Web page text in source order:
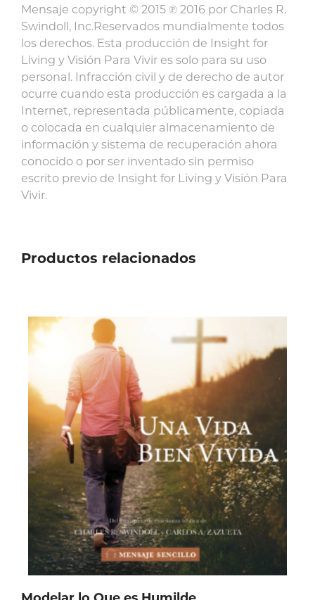
Mensaje copyright © 2015 ℗ 2016 por Charles R.
Swindoll, Inc.Reservados mundialmente todos
los derechos. Esta producción de Insight for
Living y Visión Para Vivir es solo para su uso
personal. Infracción civil y de derecho de autor
ocurre cuando esta producción es cargada a la
Internet, representada públicamente, copiada
o colocada en cualquier almacenamiento de
información y sistema de recuperación ahora
conocido o por ser inventado sin permiso
escrito previo de Insight for Living y Visión Para
Vivir.
Productos relacionados